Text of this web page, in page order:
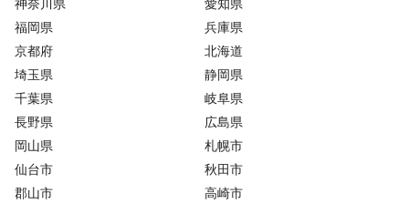
神奈川県
愛知県
福岡県
兵庫県
京都府
北海道
埼玉県
静岡県
千葉県
岐阜県
長野県
広島県
岡山県
札幌市
仙台市
秋田市
郡山市
高崎市